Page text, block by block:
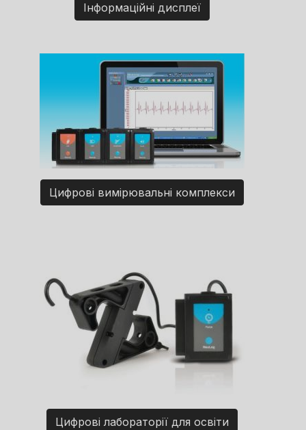
Інформаційні дисплеї
Цифрові вимірювальні комплекси
Цифрові лабораторії для освіти